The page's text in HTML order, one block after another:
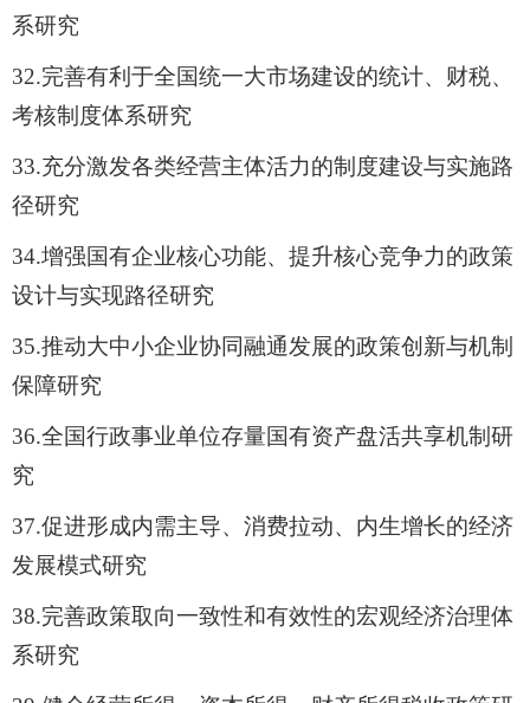
系研究
32.完善有利于全国统一大市场建设的统计、财税、
考核制度体系研究
33.充分激发各类经营主体活力的制度建设与实施路
径研究
34.增强国有企业核心功能、提升核心竞争力的政策
设计与实现路径研究
35.推动大中小企业协同融通发展的政策创新与机制
保障研究
36.全国行政事业单位存量国有资产盘活共享机制研
究
37.促进形成内需主导、消费拉动、内生增长的经济
发展模式研究
38.完善政策取向一致性和有效性的宏观经济治理体
系研究